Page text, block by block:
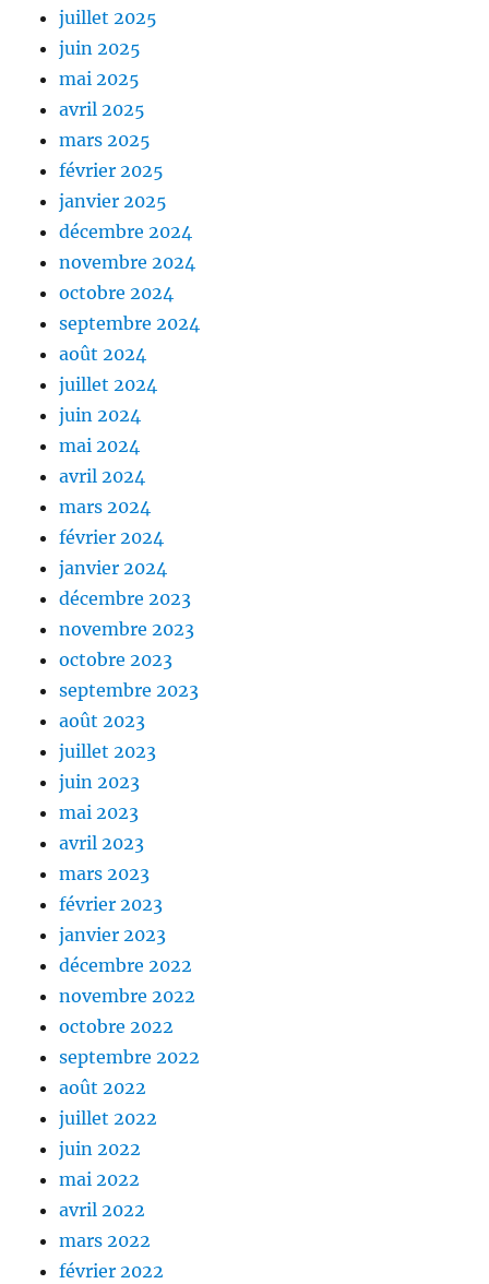
juillet 2025
juin 2025
mai 2025
avril 2025
mars 2025
février 2025
janvier 2025
décembre 2024
novembre 2024
octobre 2024
septembre 2024
août 2024
juillet 2024
juin 2024
mai 2024
avril 2024
mars 2024
février 2024
janvier 2024
décembre 2023
novembre 2023
octobre 2023
septembre 2023
août 2023
juillet 2023
juin 2023
mai 2023
avril 2023
mars 2023
février 2023
janvier 2023
décembre 2022
novembre 2022
octobre 2022
septembre 2022
août 2022
juillet 2022
juin 2022
mai 2022
avril 2022
mars 2022
février 2022